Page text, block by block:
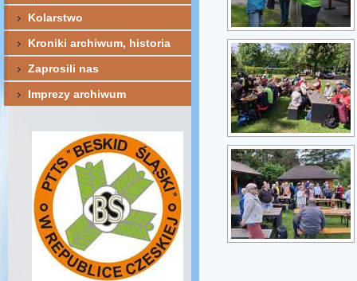
Kolarstwo
Kroniki archiwum, historia
Zaprosili nas
Imprezy archiwum